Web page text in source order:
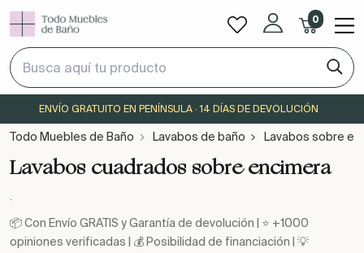
0
ENVÍO GRATUITO EN PENÍNSULA · 14 DÍAS DE DEVOLUCIÓN
Todo Muebles de Baño Lavabos de baño Lavabos sobre
Lavabos cuadrados sobre encimera
.
📦 Con Envío GRATIS y Garantía de devolución | ⭐ +1000
opiniones verificadas | 💰 Posibilidad de financiación | 💡